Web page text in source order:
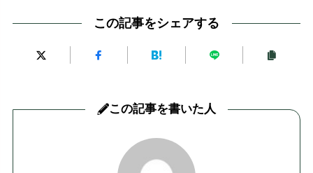
この記事をシェアする
この記事を書いた人